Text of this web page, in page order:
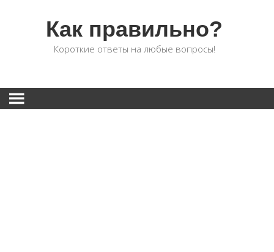
Как правильно?
Короткие ответы на любые вопросы!